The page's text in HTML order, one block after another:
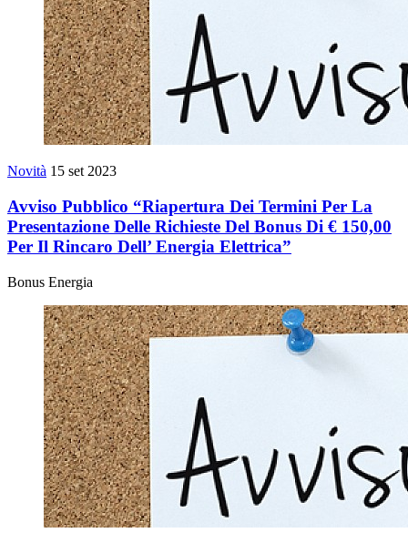
Novità 15 set 2023
Avviso Pubblico “Riapertura Dei Termini Per La
Presentazione Delle Richieste Del Bonus Di € 150,00
Per Il Rincaro Dell’ Energia Elettrica”
Bonus Energia